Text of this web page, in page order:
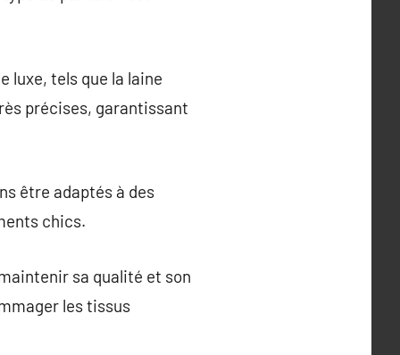
luxe, tels que la laine
précises, garantissant
être adaptés à des
chics.
sa qualité et son
les tissus